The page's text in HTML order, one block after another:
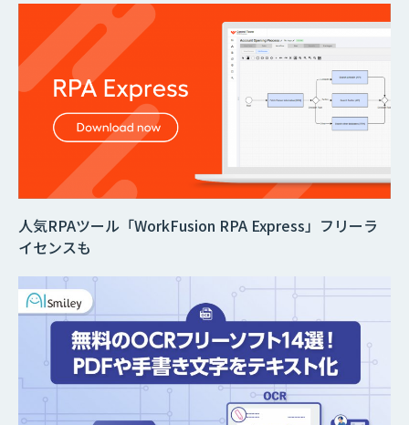
人気RPAツール「WorkFusion RPA Express」フリーラ
イセンスも